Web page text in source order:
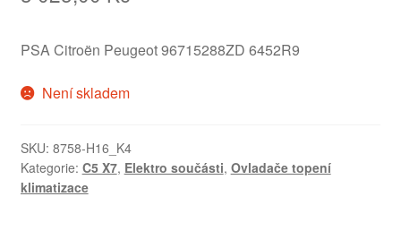
PSA Citroën Peugeot 96715288ZD 6452R9
Není skladem
SKU: 8758-H16_K4
Kategorie: C5 X7, Elektro součásti, Ovladače topení
klimatizace